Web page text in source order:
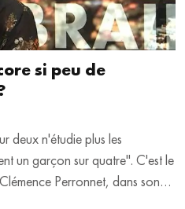
si peu de
deux n'étudie plus les
un garçon sur quatre". C'est le
Perronnet, dans son
des mathématiques". La